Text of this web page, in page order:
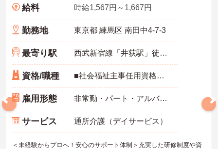
給料 時給1,567円～1,667円
勤務地 東京都 練馬区 南田中4-7‐3
最寄り駅 西武新宿線「井荻駅」徒歩10分
資格/職種 ■社会福祉主事任用資格・介護福祉士・社会福祉士・介護支援専門員・精神保健福祉士 いずれか必須 ■経験：不問
雇用形態 非常勤・パート・アルバイト
サービス 通所介護（デイサービス）
＜未経験からプロへ！安心のサポート体制＞充実した研修制度や資